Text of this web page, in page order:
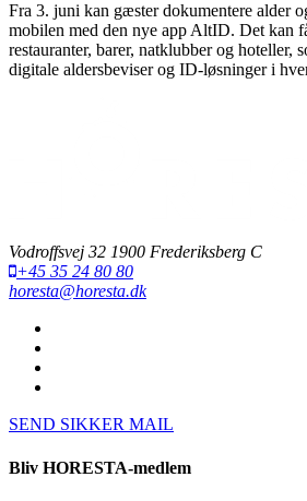
Fra 3. juni kan gæster dokumentere alder
mobilen med den nye app AltID. Det kan
restauranter, barer, natklubber og hoteller,
digitale aldersbeviser og ID-løsninger i
Vodroffsvej 32 1900 Frederiksberg C
+45 35 24 80 80
horesta@horesta.dk
SEND SIKKER MAIL
Bliv HORESTA-medlem